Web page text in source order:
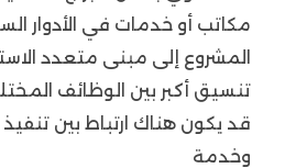
مكاتب أو خدمات في الأدوار
المشروع إلى مبنى متعدد
تنسيق أكبر بين الوظائف
قد يكون هناك ارتباط بين تنفيذ
وخدمة